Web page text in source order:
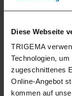
Diese Webseite
TRIGEMA
Technologien,
zugeschnittenes
Online-Angebot
kommen auf
climate-
shipping